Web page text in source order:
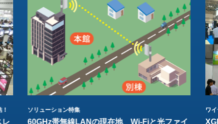
レ
ソリューション特集
60GHz帯無線LANの現在地 Wi-Fiと光ファイ
ワ